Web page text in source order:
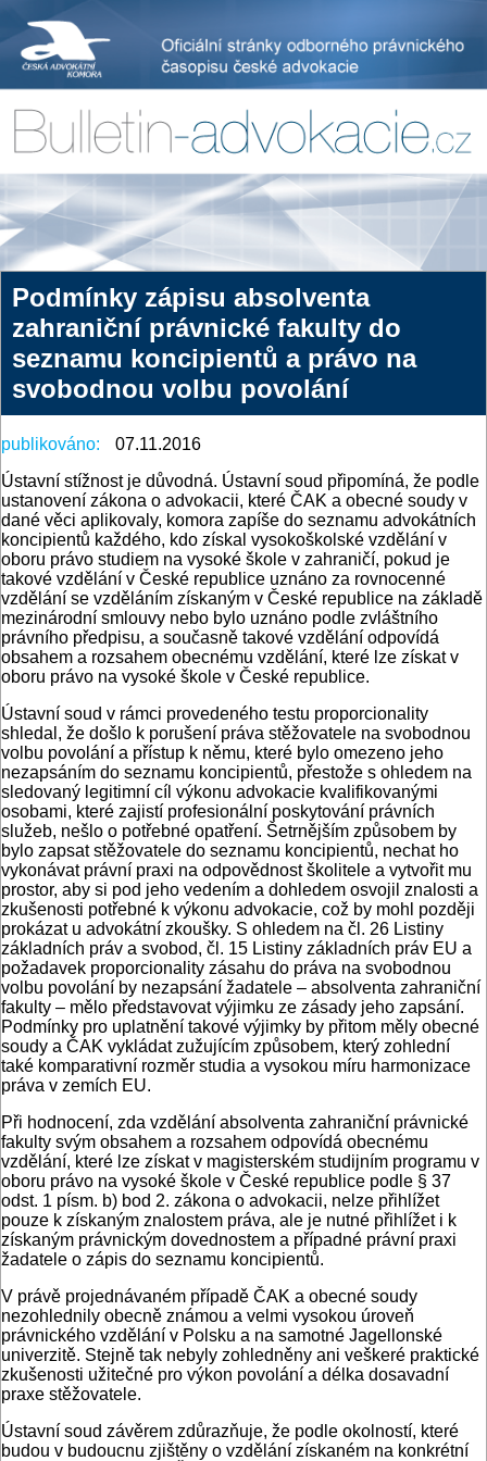
Podmínky zápisu absolventa
zahraniční právnické fakulty do
seznamu koncipientů a právo na
svobodnou volbu povolání
publikováno:
07.11.2016
Ústavní stížnost je důvodná. Ústavní soud připomíná, že podle
ustanovení zákona o advokacii, které ČAK a obecné soudy v
dané věci aplikovaly, komora zapíše do seznamu advokátních
koncipientů každého, kdo získal vysokoškolské vzdělání v
oboru právo studiem na vysoké škole v zahraničí, pokud je
takové vzdělání v České republice uznáno za rovnocenné
vzdělání se vzděláním získaným v České republice na základě
mezinárodní smlouvy nebo bylo uznáno podle zvláštního
právního předpisu, a současně takové vzdělání odpovídá
obsahem a rozsahem obecnému vzdělání, které lze získat v
oboru právo na vysoké škole v České republice.
Ústavní soud v rámci provedeného testu proporcionality
shledal, že došlo k porušení práva stěžovatele na svobodnou
volbu povolání a přístup k němu, které bylo omezeno jeho
nezapsáním do seznamu koncipientů, přestože s ohledem na
sledovaný legitimní cíl výkonu advokacie kvalifikovanými
osobami, které zajistí profesionální poskytování právních
služeb, nešlo o potřebné opatření. Šetrnějším způsobem by
bylo zapsat stěžovatele do seznamu koncipientů, nechat ho
vykonávat právní praxi na odpovědnost školitele a vytvořit mu
prostor, aby si pod jeho vedením a dohledem osvojil znalosti a
zkušenosti potřebné k výkonu advokacie, což by mohl později
prokázat u advokátní zkoušky. S ohledem na čl. 26 Listiny
základních práv a svobod, čl. 15 Listiny základních práv EU a
požadavek proporcionality zásahu do práva na svobodnou
volbu povolání by nezapsání žadatele – absolventa zahraniční
fakulty – mělo představovat výjimku ze zásady jeho zapsání.
Podmínky pro uplatnění takové výjimky by přitom měly obecné
soudy a ČAK vykládat zužujícím způsobem, který zohlední
také komparativní rozměr studia a vysokou míru harmonizace
práva v zemích EU.
Při hodnocení, zda vzdělání absolventa zahraniční právnické
fakulty svým obsahem a rozsahem odpovídá obecnému
vzdělání, které lze získat v magisterském studijním programu v
oboru právo na vysoké škole v České republice podle § 37
odst. 1 písm. b) bod 2. zákona o advokacii, nelze přihlížet
pouze k získaným znalostem práva, ale je nutné přihlížet i k
získaným právnickým dovednostem a případné právní praxi
žadatele o zápis do seznamu koncipientů.
V právě projednávaném případě ČAK a obecné soudy
nezohlednily obecně známou a velmi vysokou úroveň
právnického vzdělání v Polsku a na samotné Jagellonské
univerzitě. Stejně tak nebyly zohledněny ani veškeré praktické
zkušenosti užitečné pro výkon povolání a délka dosavadní
praxe stěžovatele.
Ústavní soud závěrem zdůrazňuje, že podle okolností, které
budou v budoucnu zjištěny o vzdělání získaném na konkrétní